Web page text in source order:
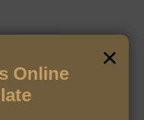
×
Online